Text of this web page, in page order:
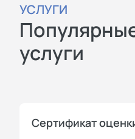
УСЛУГИ
услуги
Сертификат